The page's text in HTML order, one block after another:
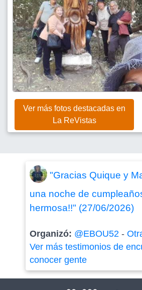
Ver más fotos destacadas en
La ReVistas
"Gracias Quique y
una noche de
hermosa!!" (27/06/2026)
Organizó: @EBOU52 -
Ver más testimonios de
conocer gente